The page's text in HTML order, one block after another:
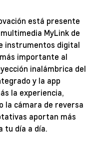
está presente
MyLink de
instrumentos digital
importante al
inalámbrica del
y la app
la experiencia,
la cámara de reversa
aportan más
tu día a día.